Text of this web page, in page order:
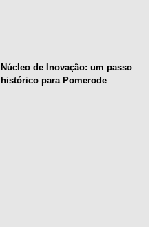
Núcleo de Inovação: um passo
histórico para Pomerode